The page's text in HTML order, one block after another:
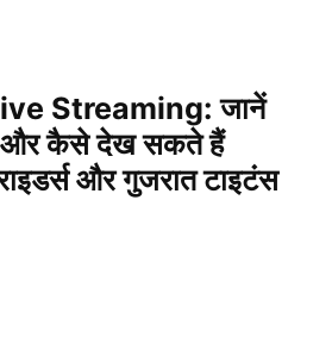
Streaming: जानें
और कैसे देख सकते हैं
और गुजरात टाइटंस